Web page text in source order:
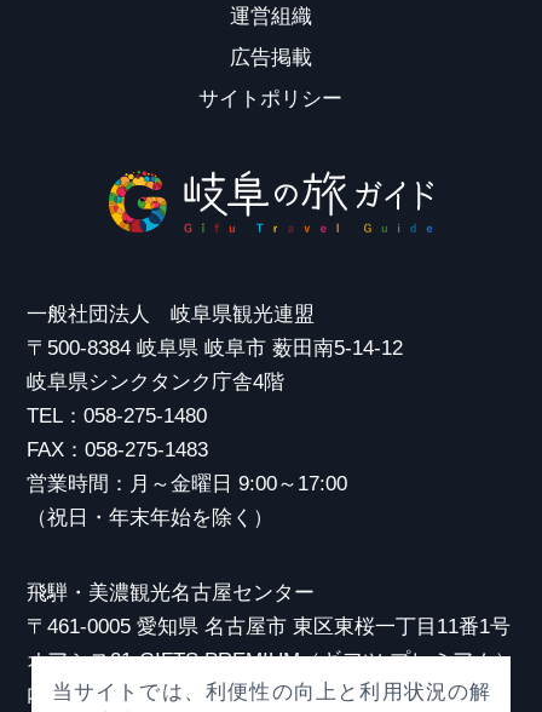
運営組織
広告掲載
サイトポリシー
一般社団法人 岐阜県観光連盟
〒500-8384 岐阜県 岐阜市 薮田南5-14-12
岐阜県シンクタンク庁舎4階
TEL：058-275-1480
FAX：058-275-1483
営業時間：月～金曜日 9:00～17:00
（祝日・年末年始を除く）
飛騨・美濃観光名古屋センター
〒461-0005 愛知県 名古屋市 東区東桜一丁目11番1号
オアシス21 GIFTS PREMIUM（ギフツ プレミアム）
内
当サイトでは、利便性の向上と利用状況の解